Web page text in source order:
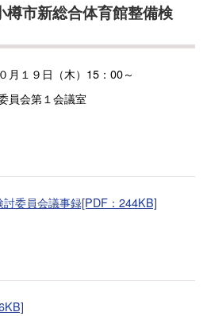
樽市新総合体育館整備検
月１９日（木）15：00～
員会第１会議室
委員会議事録[PDF：244KB]